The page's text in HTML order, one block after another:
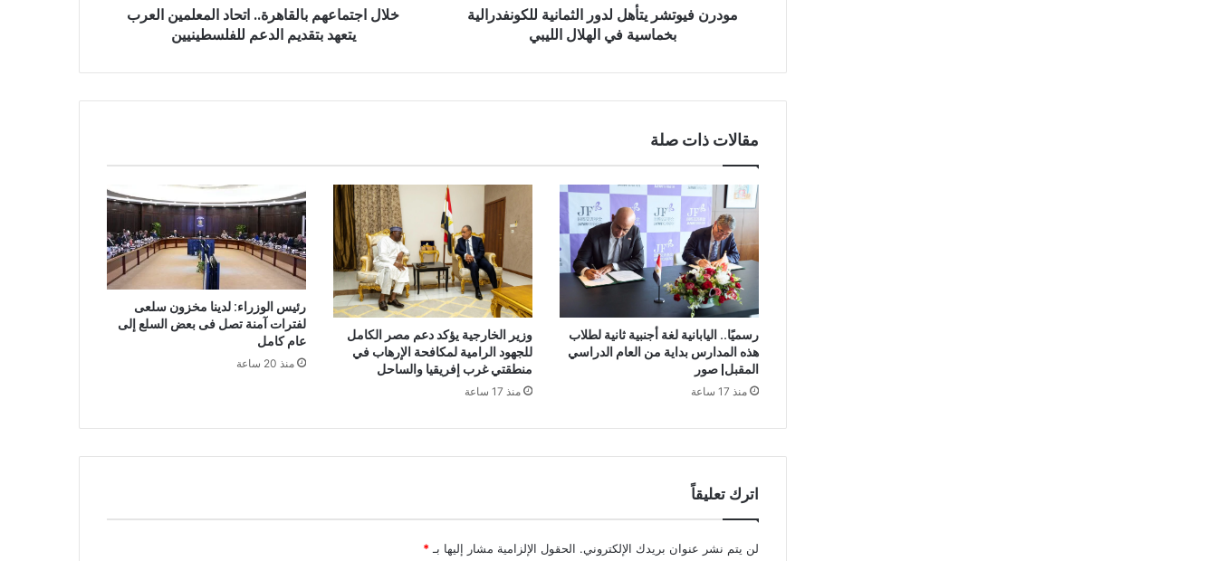
مودرن فيوتشر يتأهل لدور الثمانية للكونفدرالية
بخماسية في الهلال الليبي
خلال اجتماعهم بالقاهرة.. اتحاد المعلمين العرب
يتعهد بتقديم الدعم للفلسطينيين
مقالات ذات صلة
رسميًا.. اليابانية لغة أجنبية ثانية لطلاب
هذه المدارس بداية من العام الدراسي
المقبل| صور
منذ 17 ساعة
وزير الخارجية يؤكد دعم مصر الكامل
للجهود الرامية لمكافحة الإرهاب في
منطقتي غرب إفريقيا والساحل
منذ 17 ساعة
رئيس الوزراء: لدينا مخزون سلعى
لفترات آمنة تصل فى بعض السلع إلى
عام كامل
منذ 20 ساعة
اترك تعليقاً
لن يتم نشر عنوان بريدك الإلكتروني. الحقول الإلزامية مشار إليها بـ *